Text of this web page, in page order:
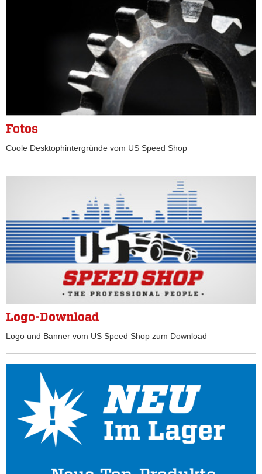
Fotos
Coole Desktophintergründe vom US Speed Shop
Logo-Download
Logo und Banner vom US Speed Shop zum Download